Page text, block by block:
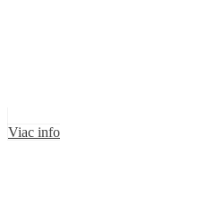
Viac info